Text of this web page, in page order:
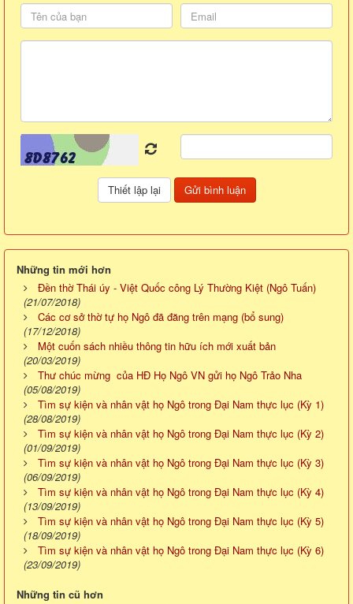
Những tin mới hơn
Đền thờ Thái úy - Việt Quốc công Lý Thường Kiệt (Ngô Tuấn)
(21/07/2018)
Các cơ sở thờ tự họ Ngô đã đăng trên mạng (bổ sung)
(17/12/2018)
Một cuốn sách nhiều thông tin hữu ích mới xuất bản
(20/03/2019)
Thư chúc mừng của HĐ Họ Ngô VN gửi họ Ngô Trảo Nha
(05/08/2019)
Tìm sự kiện và nhân vật họ Ngô trong Đại Nam thực lục (Kỳ 1)
(28/08/2019)
Tìm sự kiện và nhân vật họ Ngô trong Đại Nam thực lục (Kỳ 2)
(01/09/2019)
Tìm sự kiện và nhân vật họ Ngô trong Đại Nam thực lục (Kỳ 3)
(06/09/2019)
Tìm sự kiện và nhân vật họ Ngô trong Đại Nam thực lục (Kỳ 4)
(13/09/2019)
Tìm sự kiện và nhân vật họ Ngô trong Đại Nam thực lục (Kỳ 5)
(18/09/2019)
Tìm sự kiện và nhân vật họ Ngô trong Đại Nam thực lục (Kỳ 6)
(23/09/2019)
Những tin cũ hơn